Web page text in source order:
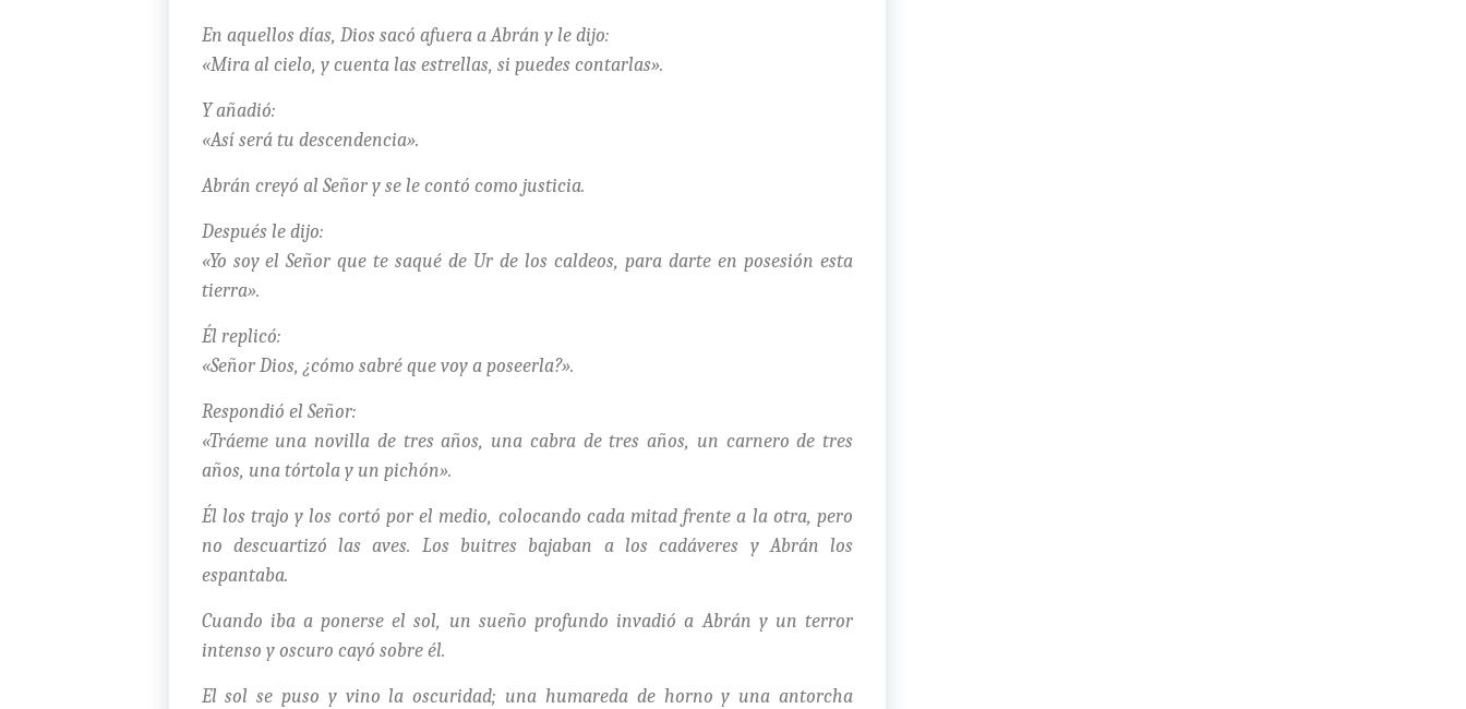
En aquellos días, Dios sacó afuera a Abrán y le dijo:
«Mira al cielo, y cuenta las estrellas, si puedes contarlas».
Y añadió:
«Así será tu descendencia».
Abrán creyó al Señor y se le contó como justicia.
Después le dijo:
«Yo soy el Señor que te saqué de Ur de los caldeos, para darte en posesión esta
tierra».
Él replicó:
«Señor Dios, ¿cómo sabré que voy a poseerla?».
Respondió el Señor:
«Tráeme una novilla de tres años, una cabra de tres años, un carnero de tres
años, una tórtola y un pichón».
Él los trajo y los cortó por el medio, colocando cada mitad frente a la otra, pero
no descuartizó las aves. Los buitres bajaban a los cadáveres y Abrán los
espantaba.
Cuando iba a ponerse el sol, un sueño profundo invadió a Abrán y un terror
intenso y oscuro cayó sobre él.
El sol se puso y vino la oscuridad; una humareda de horno y una antorcha